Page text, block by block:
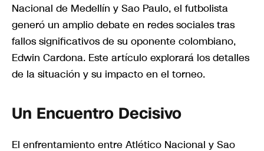
Nacional de Medellín y Sao Paulo, el futbolista
generó un amplio debate en redes sociales tras
fallos significativos de su oponente colombiano,
Edwin Cardona. Este artículo explorará los detalles
de la situación y su impacto en el torneo.
Un Encuentro Decisivo
El enfrentamiento entre Atlético Nacional y Sao